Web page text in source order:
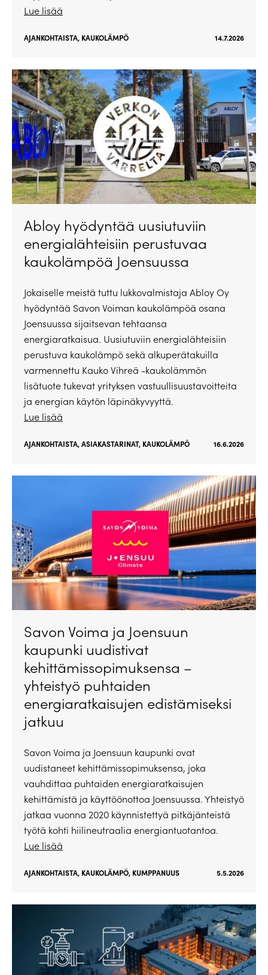
Lue lisää
AJANKOHTAISTA, KAUKOLÄMPÖ 14.7.2026
Abloy hyödyntää uusiutuviin
energialähteisiin perustuvaa
kaukolämpöä Joensuussa
Jokaiselle meistä tuttu lukkovalmistaja Abloy Oy
hyödyntää Savon Voiman kaukolämpöä osana
Joensuussa sijaitsevan tehtaansa
energiaratkaisua. Uusiutuviin energialähteisiin
perustuva kaukolämpö sekä alkuperätakuilla
varmennettu Kauko Vihreä -kaukolämmön
lisätuote tukevat yrityksen vastuullisuustavoitteita
ja energian käytön läpinäkyvyyttä.
Lue lisää
AJANKOHTAISTA,ASIAKASTARINAT, KAUKOLÄMPÖ 16.6.2026
Savon Voima ja Joensuun
kaupunki uudistivat
kehittämissopimuksensa –
yhteistyö puhtaiden
energiaratkaisujen edistämiseksi
jatkuu
Savon Voima ja Joensuun kaupunki ovat
uudistaneet kehittämissopimuksensa, joka
vauhdittaa puhtaiden energiaratkaisujen
kehittämistä ja käyttöönottoa Joensuussa. Yhteistyö
jatkaa vuonna 2020 käynnistettyä pitkäjänteistä
työtä kohti hiilineutraalia energiantuotantoa.
Lue lisää
AJANKOHTAISTA, KAUKOLÄMPÖ, KUMPPANUUS 5.5.2026